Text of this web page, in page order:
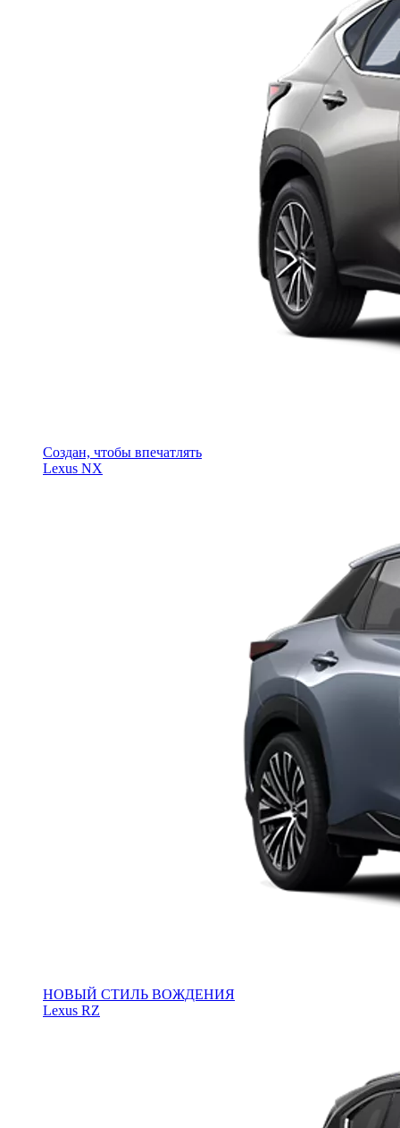
Создан, чтобы впечатлять
Lexus NX
НОВЫЙ СТИЛЬ ВОЖДЕНИЯ
Lexus RZ